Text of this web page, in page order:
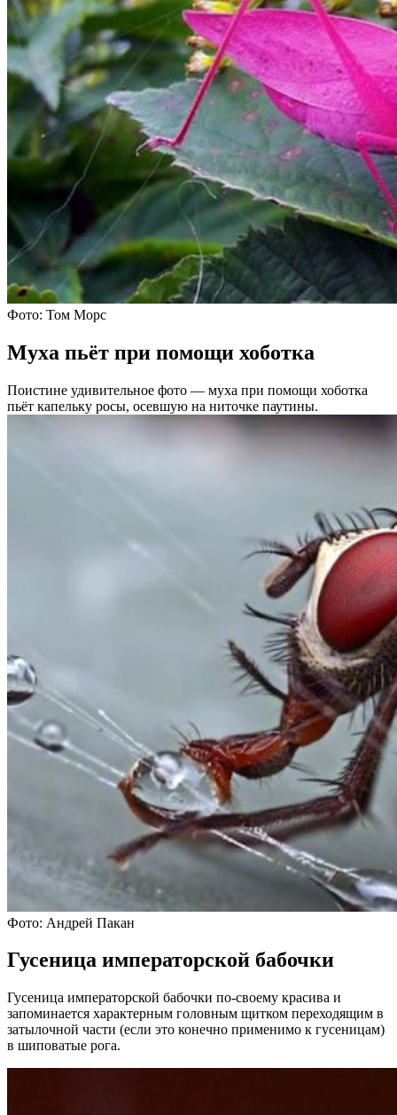
Фото: Том Морс
Муха пьёт при помощи хоботка
Поистине удивительное фото — муха при помощи хоботка
пьёт капельку росы, осевшую на ниточке паутины.
Фото: Андрей Пакан
Гусеница императорской бабочки
Гусеница императорской бабочки по-своему красива и
запоминается характерным головным щитком переходящим в
затылочной части (если это конечно применимо к гусеницам)
в шиповатые рога.